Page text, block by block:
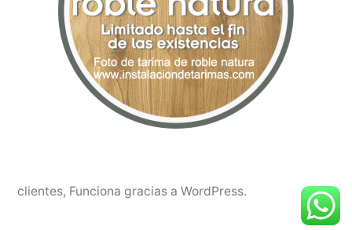
clientes, Funciona gracias a WordPress.